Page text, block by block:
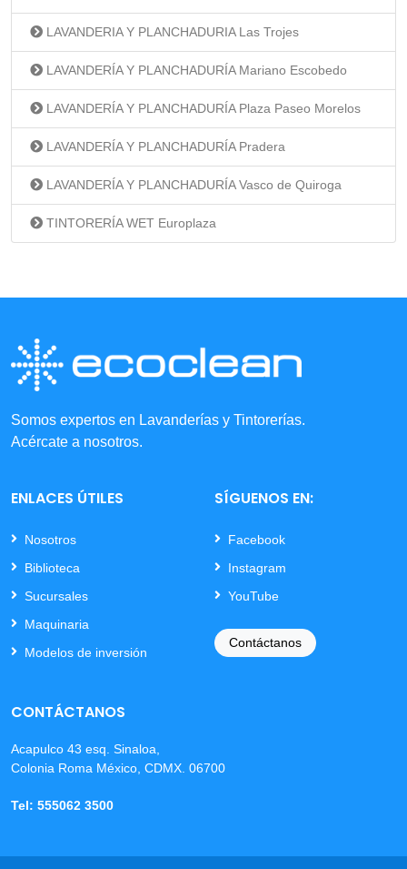
LAVANDERIA Y PLANCHADURIA Las Trojes
LAVANDERÍA Y PLANCHADURÍA Mariano Escobedo
LAVANDERÍA Y PLANCHADURÍA Plaza Paseo Morelos
LAVANDERÍA Y PLANCHADURÍA Pradera
LAVANDERÍA Y PLANCHADURÍA Vasco de Quiroga
TINTORERÍA WET Europlaza
Somos expertos en Lavanderías y Tintorerías.
Acércate a nosotros.
ENLACES ÚTILES
Nosotros
Biblioteca
Sucursales
Maquinaria
Modelos de inversión
SÍGUENOS EN:
Facebook
Instagram
YouTube
Contáctanos
CONTÁCTANOS
Acapulco 43 esq. Sinaloa,
Colonia Roma México, CDMX. 06700
Tel: 555062 3500